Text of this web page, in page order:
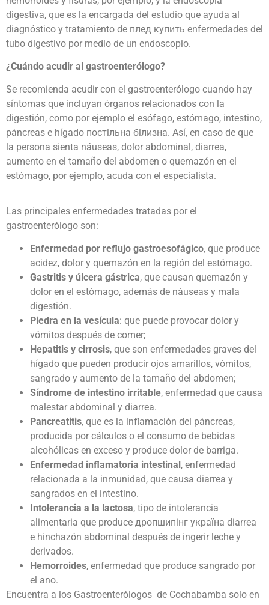
digestiva, que es la encargada del estudio que ayuda al
diagnóstico y tratamiento de плед купить enfermedades del
tubo digestivo por medio de un endoscopio.
¿Cuándo acudir al gastroenterólogo?
Se recomienda acudir con el gastroenterólogo cuando hay
síntomas que incluyan órganos relacionados con la
digestión, como por ejemplo el esófago, estómago, intestino,
páncreas e hígado постільна білизна. Así, en caso de que
la persona sienta náuseas, dolor abdominal, diarrea,
aumento en el tamaño del abdomen o quemazón en el
estómago, por ejemplo, acuda con el especialista.
Las principales enfermedades tratadas por el
gastroenterólogo son:
Enfermedad por reflujo gastroesofágico, que produce
acidez, dolor y quemazón en la región del estómago.
Gastritis y úlcera gástrica, que causan quemazón y
dolor en el estómago, además de náuseas y mala
digestión.
Piedra en la vesícula: que puede provocar dolor y
vómitos después de comer;
Hepatitis y cirrosis, que son enfermedades graves del
hígado que pueden producir ojos amarillos, vómitos,
sangrado y aumento de la tamaño del abdomen;
Síndrome de intestino irritable, enfermedad que causa
malestar abdominal y diarrea.
Pancreatitis, que es la inflamación del páncreas,
producida por cálculos o el consumo de bebidas
alcohólicas en exceso y produce dolor de barriga.
Enfermedad inflamatoria intestinal , enfermedad
relacionada a la inmunidad, que causa diarrea y
sangrados en el intestino.
Intolerancia a la lactosa, tipo de intolerancia
alimentaria que produce дропшипінг україна diarrea
e hinchazón abdominal después de ingerir leche y
derivados.
Hemorroides, enfermedad que produce sangrado por
el ano.
Encuentra a los Gastroenterólogos de Cochabamba solo en